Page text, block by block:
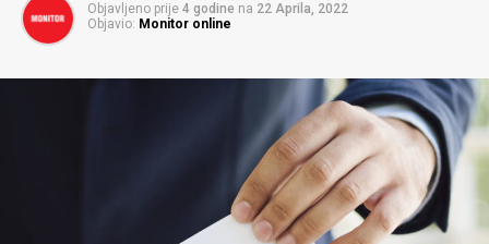
Objavljeno prije 4 godine na 22 Aprila, 2022
Objavio: Monitor online